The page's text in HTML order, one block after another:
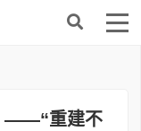
——“重建不